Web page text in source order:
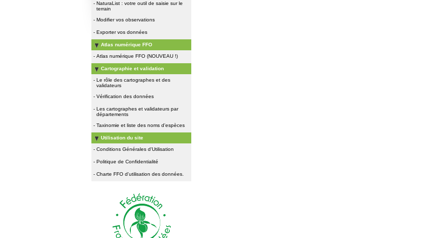
- NaturaList : votre outil de saisie sur le
terrain
- Modifier vos observations
- Exporter vos données
Atlas numérique FFO
- Atlas numérique FFO (NOUVEAU !)
Cartographie et validation
- Le rôle des cartographes et des
validateurs
- Vérification des données
- Les cartographes et validateurs par
départements
- Taxinomie et liste des noms d'espèces
Utilisation du site
- Conditions Générales d'Utilisation
- Politique de Confidentialité
- Charte FFO d'utilisation des données.